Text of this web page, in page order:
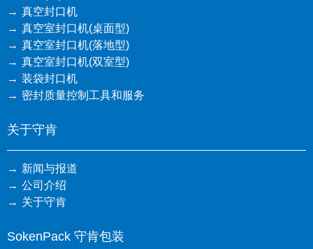
真空封口机
真空室封口机(桌面型)
真空室封口机(落地型)
真空室封口机(双室型)
装袋封口机
密封质量控制工具和服务
关于守肯
新闻与报道
公司介绍
关于守肯
SokenPack 守肯包装